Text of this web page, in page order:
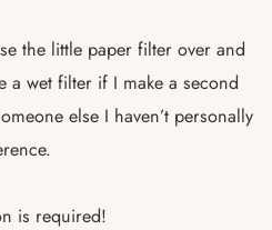
the little paper filter over and
a wet filter if I make a second
else I haven’t personally
is required!